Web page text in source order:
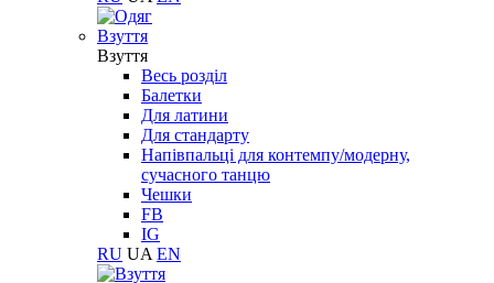
Взуття
Взуття
Весь розділ
Балетки
Для латини
Для стандарту
Напівпальці для контемпу/модерну,
сучасного танцю
Чешки
FB
IG
RU UA EN